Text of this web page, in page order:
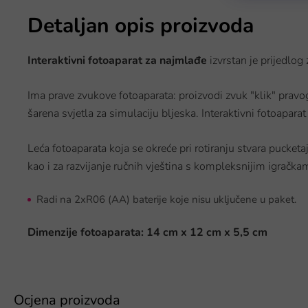
Detaljan opis proizvoda
Interaktivni fotoaparat za najmlađe izvrstan je
Ima prave zvukove fotoaparata: proizvodi zvuk "klik"
šarena svjetla za simulaciju bljeska. Interaktivni
Leća fotoaparata koja se okreće pri rotiranju stvara
kao i za razvijanje ručnih vještina s kompleksnijim
Radi na 2xR06 (AA) baterije koje nisu uključene u paket.
Dimenzije fotoaparata: 14 cm x 12 cm x 5,5 cm
Ocjena proizvoda